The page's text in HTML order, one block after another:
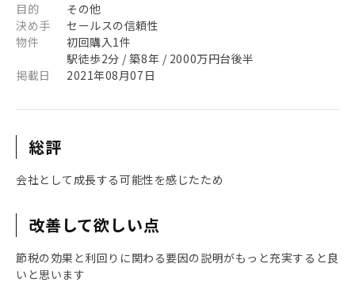
目的
その他
決め手
セールスの信頼性
物件
初回購入1件
駅徒歩2分 / 築8年 / 2000万円台後半
掲載日
2021年08月07日
総評
会社として成長する可能性を感じたため
改善して欲しい点
節税の効果と利回りに関わる要因の説明がもっと充実すると良
いと思います